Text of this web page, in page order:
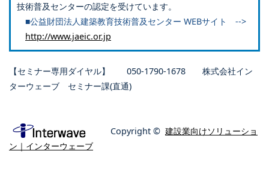
技術普及センターの認定を受けています。
■公益財団法人建築教育技術普及センター WEBサイト -->
http://www.jaeic.or.jp
【セミナー専用ダイヤル】 050-1790-1678 株式会社イン
ターウェーブ セミナー課(直通)
Copyright © 建設業向けソリューショ
ン｜インターウェーブ